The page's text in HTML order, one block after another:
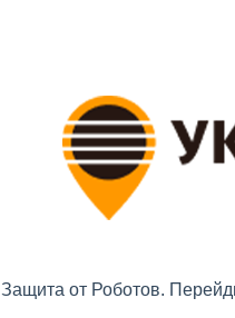
Защита от Роботов.